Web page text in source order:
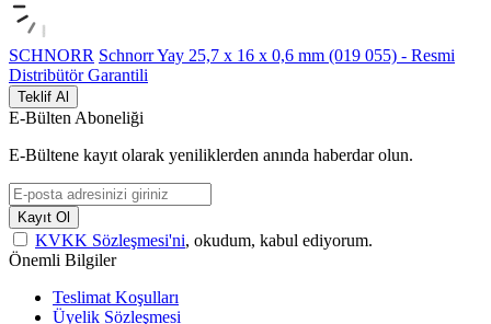
SCHNORR Schnorr Yay 25,7 x 16 x 0,6 mm (019 055) - Resmi
Distribütör Garantili
Teklif Al
E-Bülten Aboneliği
E-Bültene kayıt olarak yeniliklerden anında haberdar olun.
Kayıt Ol
KVKK Sözleşmesi'ni, okudum, kabul ediyorum.
Önemli Bilgiler
Teslimat Koşulları
Üyelik Sözleşmesi